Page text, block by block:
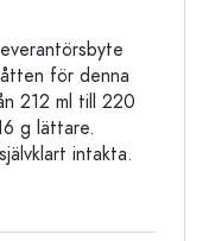
för denna
212 ml till 220
g lättare.
intakta.